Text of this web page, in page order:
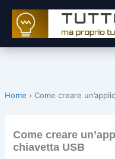
contenuto
Home › Come creare
Come creare
chiavetta USB